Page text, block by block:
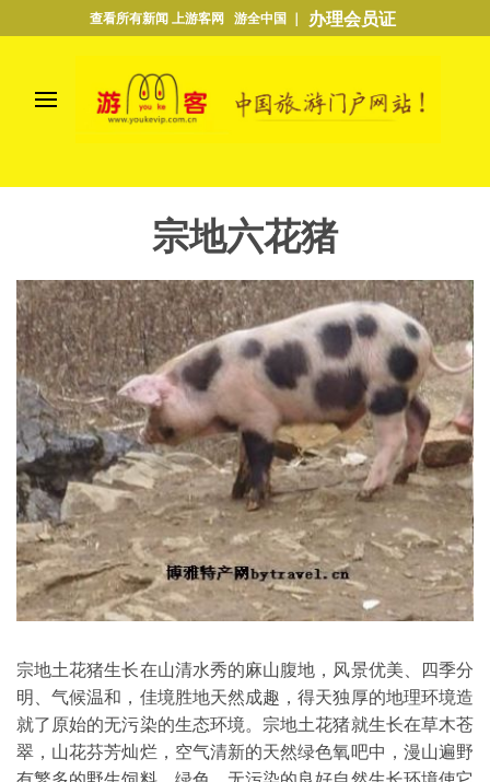
查看所有新闻 上游客网 游全中国 ｜ 办理会员证
宗地六花猪
宗地土花猪生长在山清水秀的麻山腹地，风景优美、四季分
明、气候温和，佳境胜地天然成趣，得天独厚的地理环境造
就了原始的无污染的生态环境。宗地土花猪就生长在草木苍
翠，山花芬芳灿烂，空气清新的天然绿色氧吧中，漫山遍野